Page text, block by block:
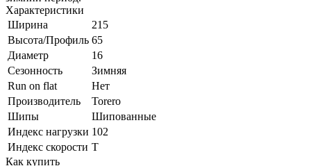
Характеристики
Ширина
215
Высота/Профиль 65
Диаметр
16
Сезонность
Зимняя
Run on flat
Нет
Производитель
Torero
Шипы
Шипованные
Индекс нагрузки 102
Индекс скорости T
Как купить